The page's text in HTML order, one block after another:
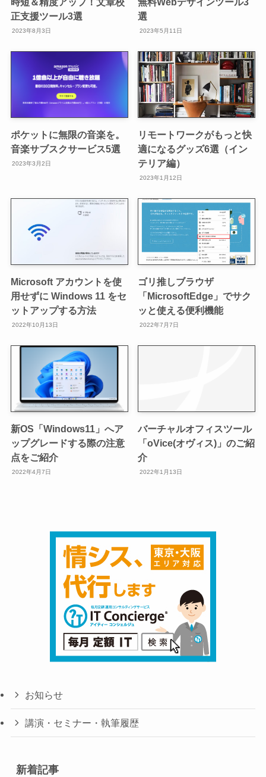
正支援ツール3選
2023年8月3日
選
2023年5月11日
ポケットに無限の音楽を。
音楽サブスクサービス5選
2023年3月2日
リモートワークがもっと快
適になるグッズ6選（イン
テリア編）
2023年1月12日
Microsoft アカウントを使
用せずに Windows 11 をセ
ットアップする方法
2022年10月13日
ゴリ推しブラウザ
「MicrosoftEdge」でサク
ッと使える便利機能
2022年7月7日
新OS「Windows11」へア
ップグレードする際の注意
点をご紹介
2022年4月7日
バーチャルオフィスツール
「oVice(オヴィス)」のご紹
介
2022年1月13日
お知らせ
講演・セミナー・執筆履歴
新着記事